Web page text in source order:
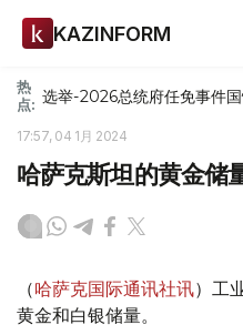
KAZINFORM
热
点: 选举-2026总统府任免事件
17:57, 04 1月 2024
哈萨克斯坦的黄金储
（哈萨克国际通讯社讯）工
黄金和白银储量。